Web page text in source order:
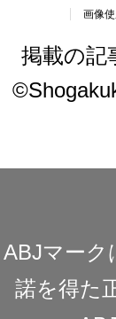
画像
掲載の記
ABJマーク
諾を得た